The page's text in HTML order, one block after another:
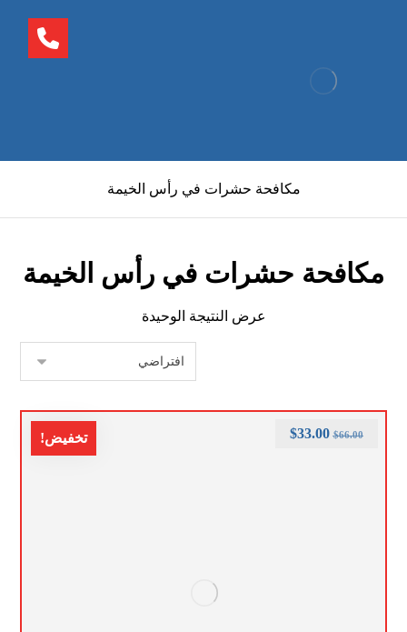
مكافحة حشرات في رأس الخيمة
مكافحة حشرات في رأس الخيمة
عرض النتيجة الوحيدة
تخفيض! $66.00
$33.00